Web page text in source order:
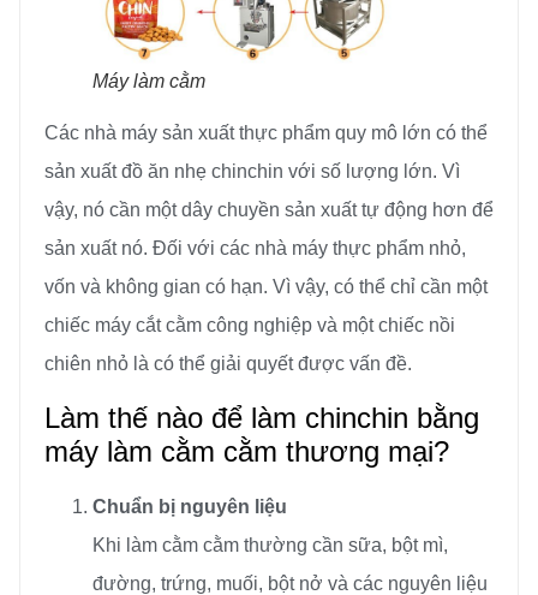
Máy làm cằm
Các nhà máy sản xuất thực phẩm quy mô lớn có thể
sản xuất đồ ăn nhẹ chinchin với số lượng lớn. Vì
vậy, nó cần một dây chuyền sản xuất tự động hơn để
sản xuất nó. Đối với các nhà máy thực phẩm nhỏ,
vốn và không gian có hạn. Vì vậy, có thể chỉ cần một
chiếc máy cắt cằm công nghiệp và một chiếc nồi
chiên nhỏ là có thể giải quyết được vấn đề.
Làm thế nào để làm chinchin bằng
máy làm cằm cằm thương mại?
Chuẩn bị nguyên liệu
Khi làm cằm cằm thường cần sữa, bột mì,
đường, trứng, muối, bột nở và các nguyên liệu